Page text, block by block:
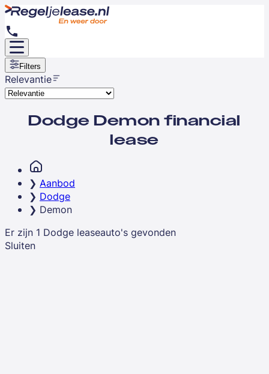
Filters
Relevantie
Dodge Demon financial
lease
Aanbod
Dodge
Demon
Er zijn 1 Dodge leaseauto's gevonden
Sluiten